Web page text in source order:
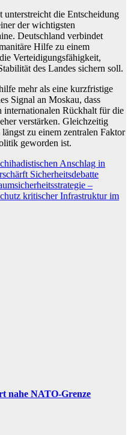
die Entscheidung
der wichtigsten
Deutschland verbindet
Hilfe zu einem
Verteidigungsfähigkeit,
des Landes sichern soll.
mehr als eine kurzfristige
Signal an Moskau, dass
Rückhalt für die
verstärken. Gleichzeitig
zu einem zentralen Faktor
geworden ist.
Anschlag in
Sicherheitsdebatte
–
kritischer Infrastruktur im
nahe NATO-Grenze